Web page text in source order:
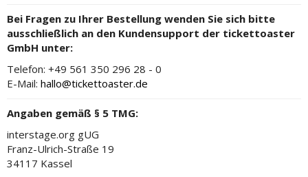
Bei Fragen zu Ihrer Bestellung wenden Sie sich bitte
ausschließlich an den Kundensupport der tickettoaster
GmbH unter:
Telefon: +49 561 350 296 28 - 0
E-Mail: hallo@tickettoaster.de
Angaben gemäß § 5 TMG:
interstage.org gUG
Franz-Ulrich-Straße 19
34117 Kassel